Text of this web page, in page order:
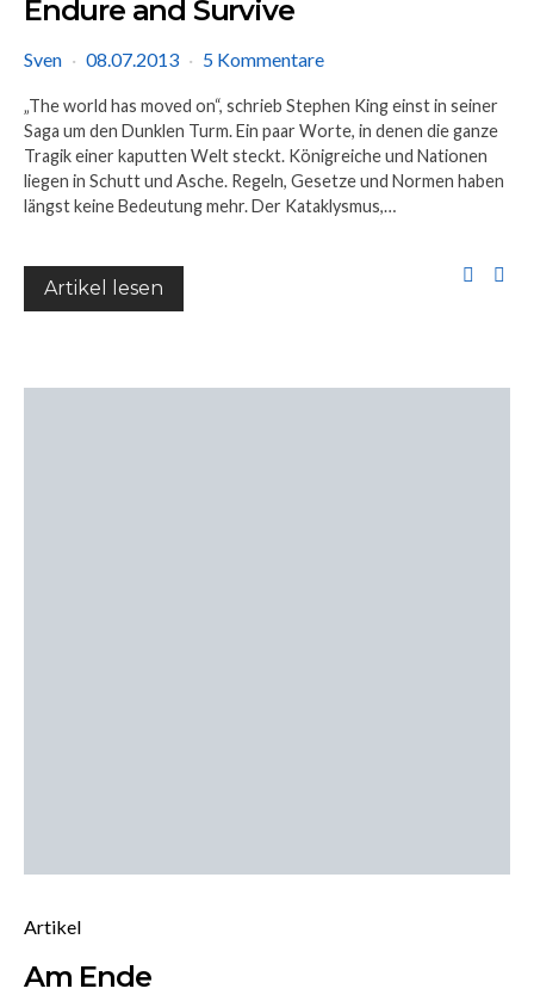
Endure and Survive
Sven 08.07.2013 5 Kommentare
„The world has moved on“, schrieb Stephen King einst in seiner
Saga um den Dunklen Turm. Ein paar Worte, in denen die ganze
Tragik einer kaputten Welt steckt. Königreiche und Nationen
liegen in Schutt und Asche. Regeln, Gesetze und Normen haben
längst keine Bedeutung mehr. Der Kataklysmus,…
Artikel lesen
Artikel
Am Ende